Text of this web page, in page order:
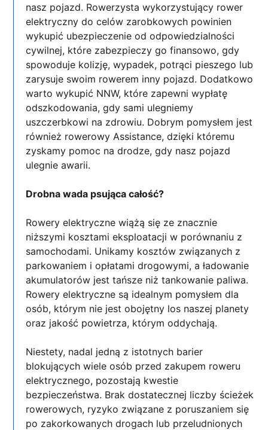
nasz pojazd. Rowerzysta wykorzystujący rower
elektryczny do celów zarobkowych powinien
wykupić ubezpieczenie od odpowiedzialności
cywilnej, które zabezpieczy go finansowo, gdy
spowoduje kolizję, wypadek, potrąci pieszego lub
zarysuje swoim rowerem inny pojazd. Dodatkowo
warto wykupić NNW, które zapewni wypłatę
odszkodowania, gdy sami ulegniemy
uszczerbkowi na zdrowiu. Dobrym pomysłem jest
również rowerowy Assistance, dzięki któremu
zyskamy pomoc na drodze, gdy nasz pojazd
ulegnie awarii.
Drobna wada psująca całość?
Rowery elektryczne wiążą się ze znacznie
niższymi kosztami eksploatacji w porównaniu z
samochodami. Unikamy kosztów związanych z
parkowaniem i opłatami drogowymi, a ładowanie
akumulatorów jest tańsze niż tankowanie paliwa.
Rowery elektryczne są idealnym pomysłem dla
osób, którym nie jest obojętny los naszej planety
oraz jakość powietrza, którym oddychają.
Niestety, nadal jedną z istotnych barier
blokujących wiele osób przed zakupem roweru
elektrycznego, pozostają kwestie
bezpieczeństwa. Brak dostatecznej liczby ścieżek
rowerowych, ryzyko związane z poruszaniem się
po zakorkowanych drogach lub przeludnionych